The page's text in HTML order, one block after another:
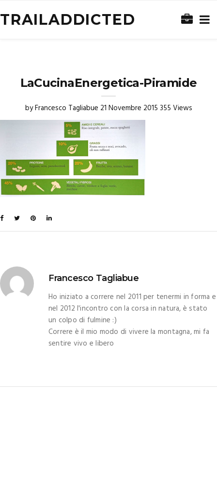
TRAILADDICTED
LaCucinaEnergetica-Piramide
byFrancesco Tagliabue 21 Novembre 2015 355 Views
Francesco Tagliabue
Ho iniziato a correre nel 2011 per tenermi in forma e
nel 2012 l'incontro con la corsa in natura, è stato
un colpo di fulmine :)
Correre è il mio modo di vivere la montagna, mi fa
sentire vivo e libero